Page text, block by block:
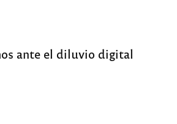
ante el diluvio digital